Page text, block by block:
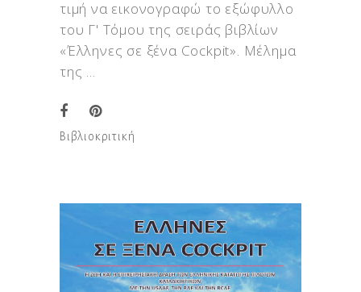
τιμή να εικονογραφώ το εξώφυλλο
του Γ' Τόμου της σειράς βιβλίων
«Έλληνες σε ξένα Cockpit». Μέλημα
της
Βιβλιοκριτική